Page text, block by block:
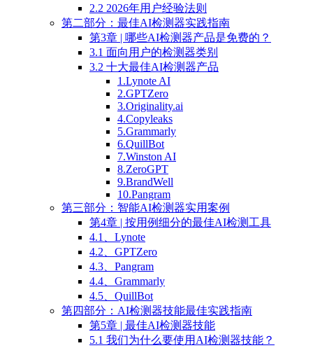
2.2 2026年用户经验法则
第二部分：最佳AI检测器实践指南
第3章 | 哪些AI检测器产品是免费的？
3.1 面向用户的检测器类别
3.2 十大最佳AI检测器产品
1.Lynote AI
2.GPTZero
3.Originality.ai
4.Copyleaks
5.Grammarly
6.QuillBot
7.Winston AI
8.ZeroGPT
9.BrandWell
10.Pangram
第三部分：智能AI检测器实用案例
第4章 | 按用例细分的最佳AI检测工具
4.1、Lynote
4.2、GPTZero
4.3、Pangram
4.4、Grammarly
4.5、QuillBot
第四部分：AI检测器技能最佳实践指南
第5章 | 最佳AI检测器技能
5.1 我们为什么要使用AI检测器技能？